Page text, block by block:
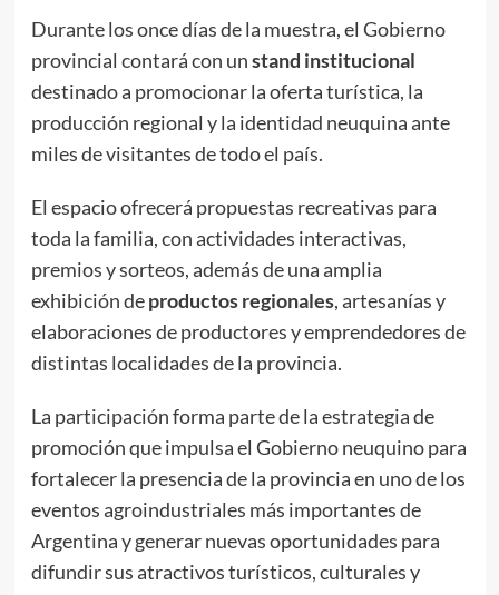
Durante los once días de la muestra, el Gobierno
provincial contará con unstand institucional
destinado a promocionar la oferta turística, la
producción regional y la identidad neuquina ante
miles de visitantes de todo el país.
El espacio ofrecerá propuestas recreativas para
toda la familia, con actividades interactivas,
premios y sorteos, además de una amplia
exhibición deproductos regionales, artesanías y
elaboraciones de productores y emprendedores de
distintas localidades de la provincia.
La participación forma parte de la estrategia de
promoción que impulsa el Gobierno neuquino para
fortalecer la presencia de la provincia en uno de los
eventos agroindustriales más importantes de
Argentina y generar nuevas oportunidades para
difundir sus atractivos turísticos, culturales y